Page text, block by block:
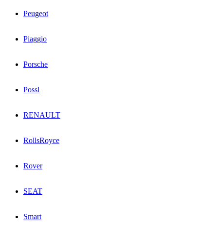
Peugeot
Piaggio
Porsche
Possl
RENAULT
RollsRoyce
Rover
SEAT
Smart